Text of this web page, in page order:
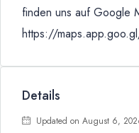
finden uns auf Google
https://
Details
Updated on August 6,